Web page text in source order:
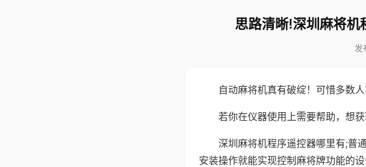
思路清晰!深圳麻将机
发
自动麻将机真有破绽！可惜多数
若你在仪器使用上需要帮助，想
深圳麻将机程序遥控器哪里有;普
安装操作就能实现控制麻将牌功能的设